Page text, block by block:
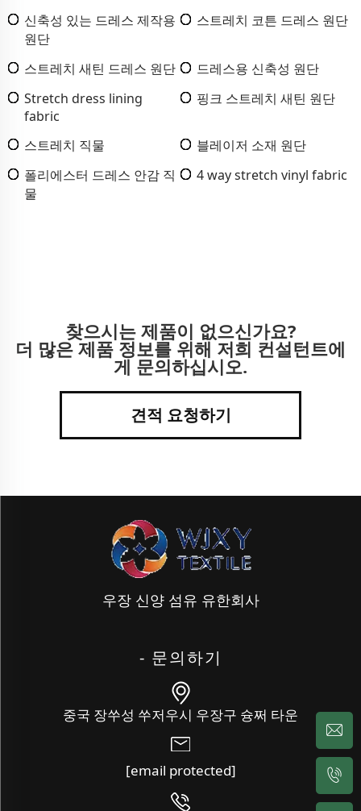
신축성 있는 드레스 제작용
원단
스트레치 코튼 드레스 원단
스트레치 새틴 드레스 원단
드레스용 신축성 원단
Stretch dress lining
fabric
핑크 스트레치 새틴 원단
스트레치 직물
블레이저 소재 원단
폴리에스터 드레스 안감 직
물
4 way stretch vinyl fabric
찾으시는 제품이 없으신가요?
더 많은 제품 정보를 위해 저희 컨설턴트에
게 문의하십시오.
견적 요청하기
우장 신양 섬유 유한회사
- 문의하기
중국 장쑤성 쑤저우시 우장구 슝쩌 타운
[email protected]